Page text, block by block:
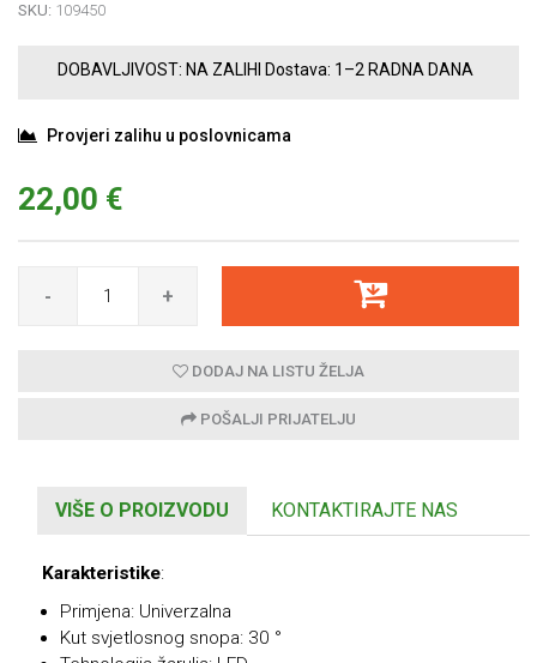
SKU: 109450
DOBAVLJIVOST: NA ZALIHI Dostava: 1–2 RADNA DANA
Provjeri zalihu u poslovnicama
22,00 €
- +
DODAJ NA LISTU ŽELJA
POŠALJI PRIJATELJU
VIŠE O PROIZVODU KONTAKTIRAJTE NAS
Karakteristike:
Primjena: Univerzalna
Kut svjetlosnog snopa: 30 °